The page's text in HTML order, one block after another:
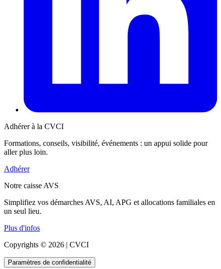
Adhérer à la CVCI
Formations, conseils, visibilité, événements : un appui solide pour
aller plus loin.
Adhérer
Notre caisse AVS
Simplifiez vos démarches AVS, AI, APG et allocations familiales en
un seul lieu.
Plus d'infos
Copyrights © 2026 | CVCI
Paramètres de confidentialité